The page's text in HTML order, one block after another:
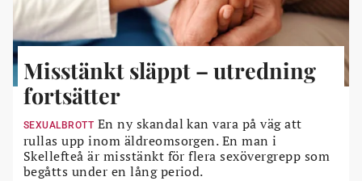
Misstänkt släppt – utredning
fortsätter
SEXUALBROTT En ny skandal kan vara på väg att
rullas upp inom äldreomsorgen. En man i
Skellefteå är misstänkt för flera sexövergrepp som
begåtts under en lång period.